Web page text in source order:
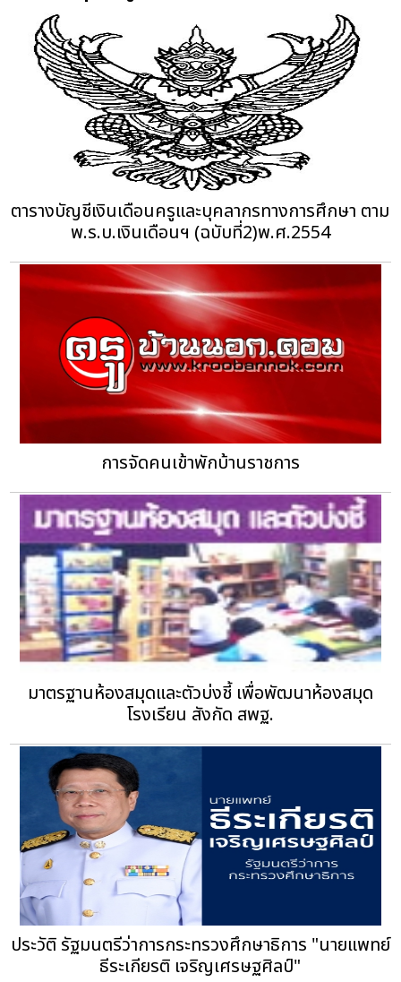
ตารางบัญชีเงินเดือนครูและบุคลากรทางการศึกษา ตาม
พ.ร.บ.เงินเดือนฯ (ฉบับที่2)พ.ศ.2554
การจัดคนเข้าพักบ้านราชการ
มาตรฐานห้องสมุดและตัวบ่งชี้ เพื่อพัฒนาห้องสมุด
โรงเรียน สังกัด สพฐ.
ประวัติ รัฐมนตรีว่าการกระทรวงศึกษาธิการ "นายแพทย์
ธีระเกียรติ เจริญเศรษฐศิลป์"